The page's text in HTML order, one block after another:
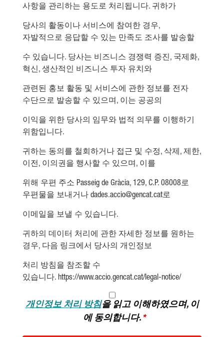
사항을 관리하는 용도로 처리됩니다. 귀하가
당사의 활동이나 서비스에 참여한 경우,
자발적으로 응답할 수 있는 만족도 조사를 발송할
수 있습니다. 당사는 비즈니스 경쟁력 증진, 국제화,
혁신, 생산적인 비즈니스 투자 유치와
관련된 홍보 활동 및 서비스에 관한 정보를 전자
수단으로 발송할 수 있으며, 이는 공공의
이익을 위한 당사의 임무와 법적 의무를 이행하기
위함입니다.
귀하는 동의를 철회하거나 접근 및 수정, 삭제, 제한,
이전, 이의권을 행사할 수 있으며, 이를
위해 우편 주소 Passeig de Gràcia, 129, C.P. 08008로
우편물을 보내거나 dades.accio@gencat.cat로
이메일을 보낼 수 있습니다.
귀하의 데이터 처리에 관한 자세한 정보를 원하는
경우, 다음 링크에서 당사의 개인정보
처리 방침을 참조할 수
있습니다. https://www.accio.gencat.cat/legal-notice/
개인정보 처리 방침을 읽고 이해하였으며, 이
에 동의합니다.